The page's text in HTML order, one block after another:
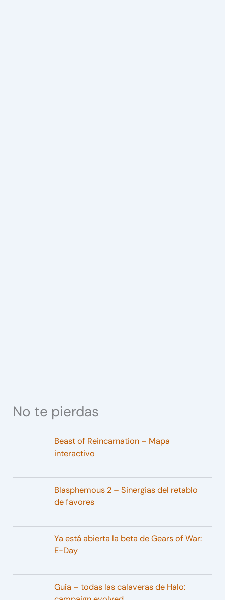
No te pierdas
Beast of Reincarnation – Mapa
interactivo
Blasphemous 2 – Sinergias del retablo
de favores
Ya está abierta la beta de Gears of War:
E-Day
Guía – todas las calaveras de Halo: